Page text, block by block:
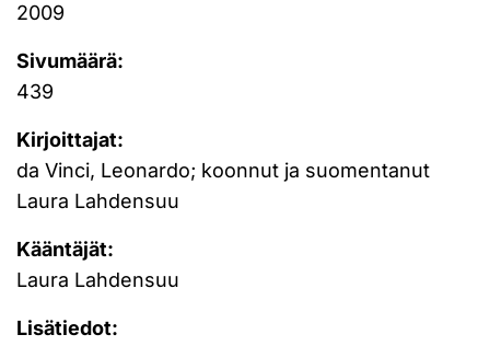
2009
Sivumäärä:
439
Kirjoittajat:
da Vinci, Leonardo; koonnut ja suomentanut
Laura Lahdensuu
Kääntäjät:
Laura Lahdensuu
Lisätiedot: